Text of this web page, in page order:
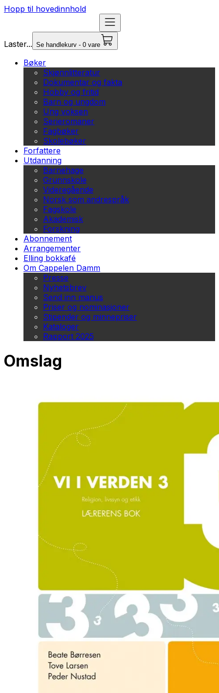
Hopp til hovedinnhold
Laster... Se handlekurv - 0 vare
Bøker
Skjønnlitteratur
Dokumentar og fakta
Hobby og fritid
Barn og ungdom
Ung voksen
Serieromaner
Fagbøker
Skolebøker
Forfattere
Utdanning
Barnehage
Grunnskole
Videregående
Norsk som andrespråk
Fagskole
Akademisk
Forskning
Abonnement
Arrangementer
Elling bokkafé
Om Cappelen Damm
Presse
Nyhetsbrev
Send inn manus
Priser og nominasjoner
Stipender og minnepriser
Kataloger
Rapport 2025
Omslag